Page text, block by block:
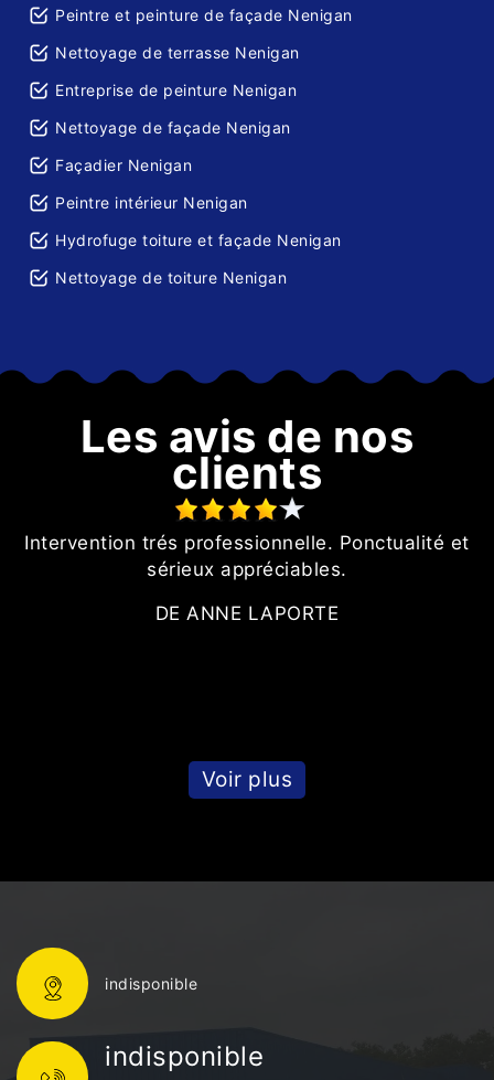
Peintre et peinture de façade Nenigan
Nettoyage de terrasse Nenigan
Entreprise de peinture Nenigan
Nettoyage de façade Nenigan
Façadier Nenigan
Peintre intérieur Nenigan
Hydrofuge toiture et façade Nenigan
Nettoyage de toiture Nenigan
Les avis de nos
clients
Intervention trés professionnelle. Ponctualité et
sérieux appréciables.
DE ANNE LAPORTE
Voir plus
indisponible
indisponible